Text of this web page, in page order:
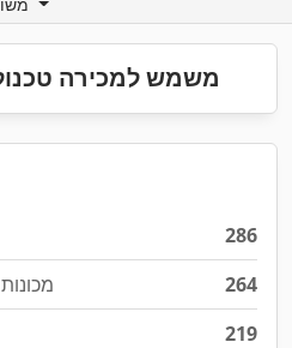
משמש למכירה
286
264
219